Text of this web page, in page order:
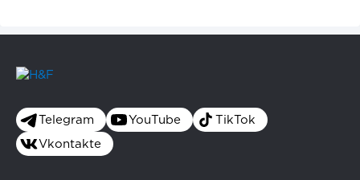
Telegram YouTube TikTok
Vkontakte